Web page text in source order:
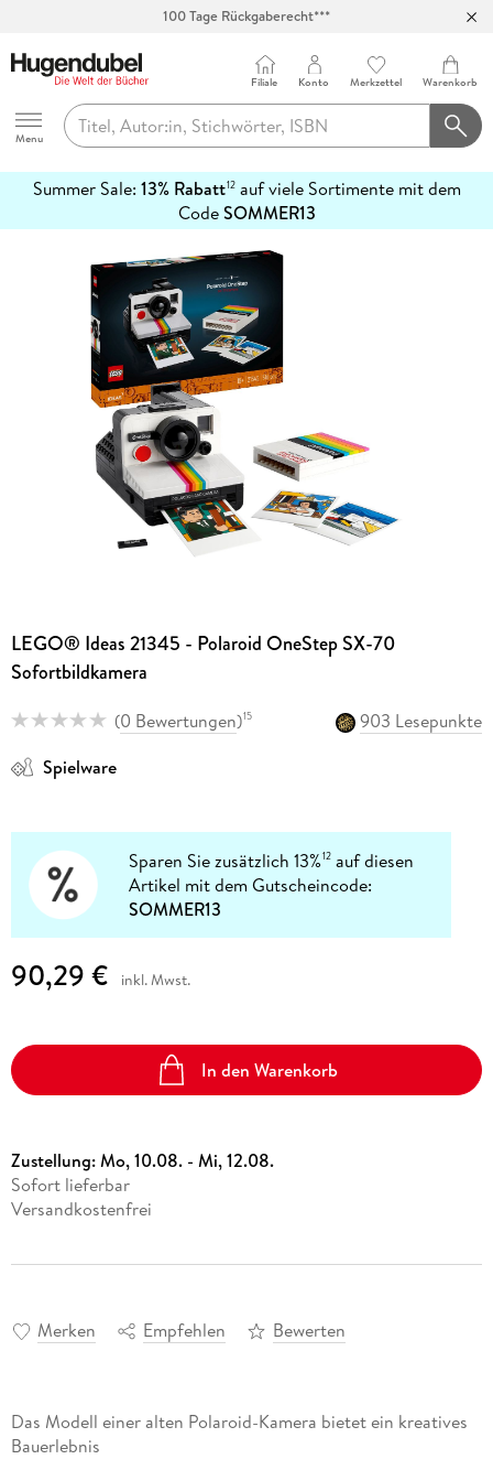
100 Tage Rückgaberecht***
Hugendubel
Menu
Filiale Konto Merkzettel Warenkorb
Summer Sale: 13% Rabatt12auf viele Sortimente mit dem
CodeSOMMER13
erfahren
LEGO® Ideas 21345 - Polaroid OneStep SX-70
Sofortbildkamera
(0 Bewertungen)15
903 Lesepunkte
Spielware
Sparen Sie zusätzlich 13%12 auf diesen
Artikel mit dem Gutscheincode:
SOMMER13
90,29 € inkl. Mwst.
In den Warenkorb
Zustellung:Mo, 10.08. - Mi, 12.08.
Sofort lieferbar
Versandkostenfrei
Merken Empfehlen Bewerten
Das Modell einer alten Polaroid-Kamera bietet ein kreatives
Bauerlebnis